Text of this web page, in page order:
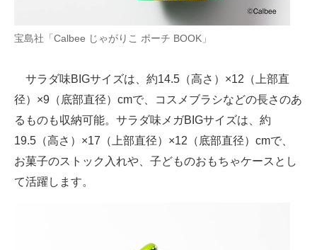
宝島社「Calbee じゃがりこ ポーチ BOOK」
サラダ味BIGサイズは、約14.5（高さ）×12（上部直
径）×9（底部直径）cmで、コスメブラシなどの長さのあ
るものも収納可能。サラダ味メガBIGサイズは、約
19.5（高さ）×17（上部直径）×12（底部直径）cmで、
お菓子のストック入れや、子どものおもちゃケースとし
て活躍します。